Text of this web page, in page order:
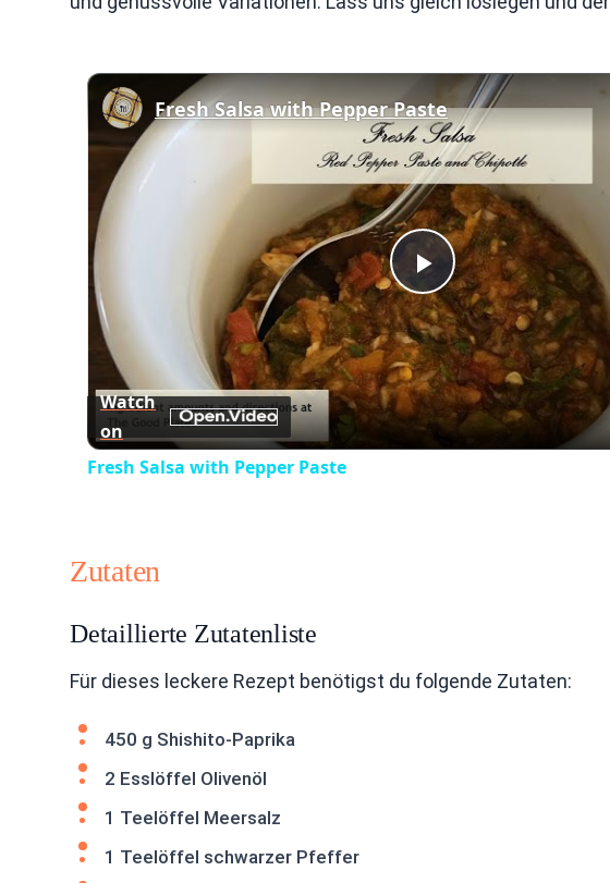
Play
Video
Fresh Salsa with Pepper Paste
Watch
on
Fresh Salsa with Pepper Paste
Zutaten
Detaillierte Zutatenliste
Für dieses leckere Rezept benötigst du folgende Zutaten:
450 g Shishito-Paprika
2 Esslöffel Olivenöl
1 Teelöffel Meersalz
1 Teelöffel schwarzer Pfeffer